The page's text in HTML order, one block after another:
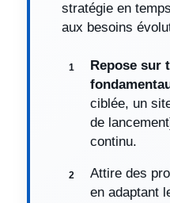
stratégie en
aux besoins
Repose sur
ciblée, un
de
continu.
Attire des
en adaptant